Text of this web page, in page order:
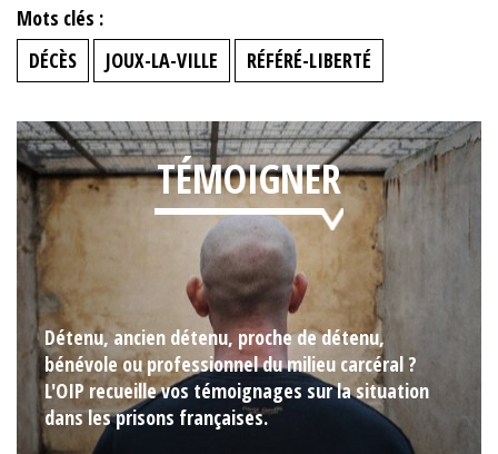
Mots clés :
DÉCÈS
JOUX-LA-VILLE RÉFÉRÉ-LIBERTÉ
TÉMOIGNER
Détenu, ancien détenu, proche de détenu,
bénévole ou professionnel du milieu carcéral ?
L'OIP recueille vos témoignages sur la situation
dans les prisons françaises.